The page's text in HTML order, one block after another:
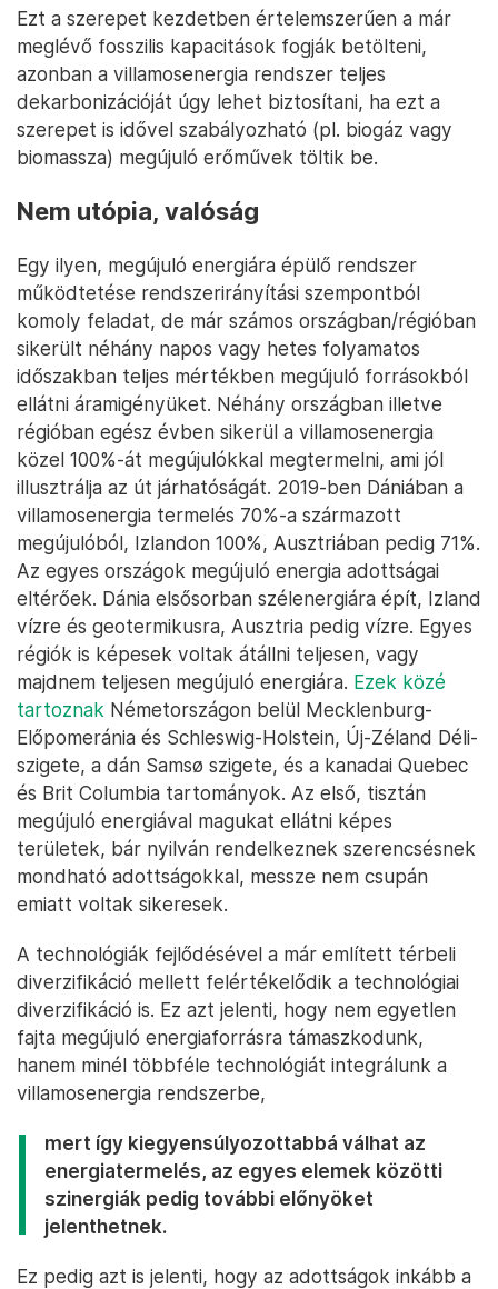
Ezt a szerepet kezdetben értelemszerűen a már
meglévő fosszilis kapacitások fogják betölteni,
azonban a villamosenergia rendszer teljes
dekarbonizációját úgy lehet biztosítani, ha ezt a
szerepet is idővel szabályozható (pl. biogáz vagy
biomassza) megújuló erőművek töltik be.
Nem utópia, valóság
Egy ilyen, megújuló energiára épülő rendszer
működtetése rendszerirányítási szempontból
komoly feladat, de már számos országban/régióban
sikerült néhány napos vagy hetes folyamatos
időszakban teljes mértékben megújuló forrásokból
ellátni áramigényüket. Néhány országban illetve
régióban egész évben sikerül a villamosenergia
közel 100%-át megújulókkal megtermelni, ami jól
illusztrálja az út járhatóságát. 2019-ben Dániában a
villamosenergia termelés 70%-a származott
megújulóból, Izlandon 100%, Ausztriában pedig 71%.
Az egyes országok megújuló energia adottságai
eltérőek. Dánia elsősorban szélenergiára épít, Izland
vízre és geotermikusra, Ausztria pedig vízre. Egyes
régiók is képesek voltak átállni teljesen, vagy
majdnem teljesen megújuló energiára. Ezek közé
tartoznak Németországon belül Mecklenburg-
Előpomeránia és Schleswig-Holstein, Új-Zéland Déli-
szigete, a dán Samsø szigete, és a kanadai Quebec
és Brit Columbia tartományok. Az első, tisztán
megújuló energiával magukat ellátni képes
területek, bár nyilván rendelkeznek szerencsésnek
mondható adottságokkal, messze nem csupán
emiatt voltak sikeresek.
A technológiák fejlődésével a már említett térbeli
diverzifikáció mellett felértékelődik a technológiai
diverzifikáció is. Ez azt jelenti, hogy nem egyetlen
fajta megújuló energiaforrásra támaszkodunk,
hanem minél többféle technológiát integrálunk a
villamosenergia rendszerbe,
mert így kiegyensúlyozottabbá válhat az
energiatermelés, az egyes elemek közötti
szinergiák pedig további előnyöket
jelenthetnek.
Ez pedig azt is jelenti, hogy az adottságok inkább a